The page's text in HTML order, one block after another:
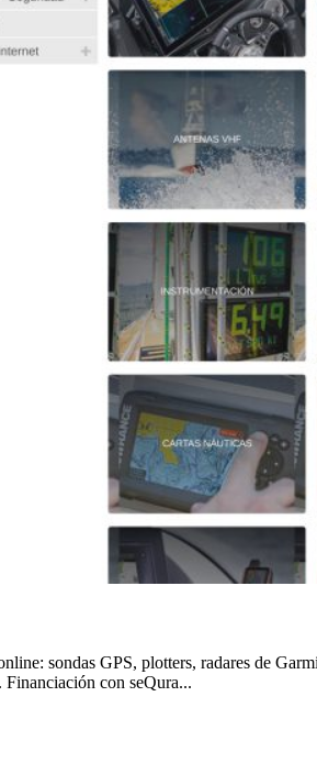
sondas GPS, plotters, radares de
con seQura...